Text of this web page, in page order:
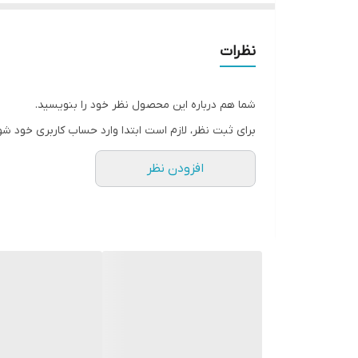
دو بویلر برای عصاره گیری حرفه ای و طراحی جدید و
یکی از ویژگی های عالی این دستگاه سرو قهوه سرد هست
نظرات
شما هم درباره این محصول نظر خود را بنویسید.
برای ثبت نظر، لازم است ابتدا وارد حساب کاربری خود
افزودن نظر